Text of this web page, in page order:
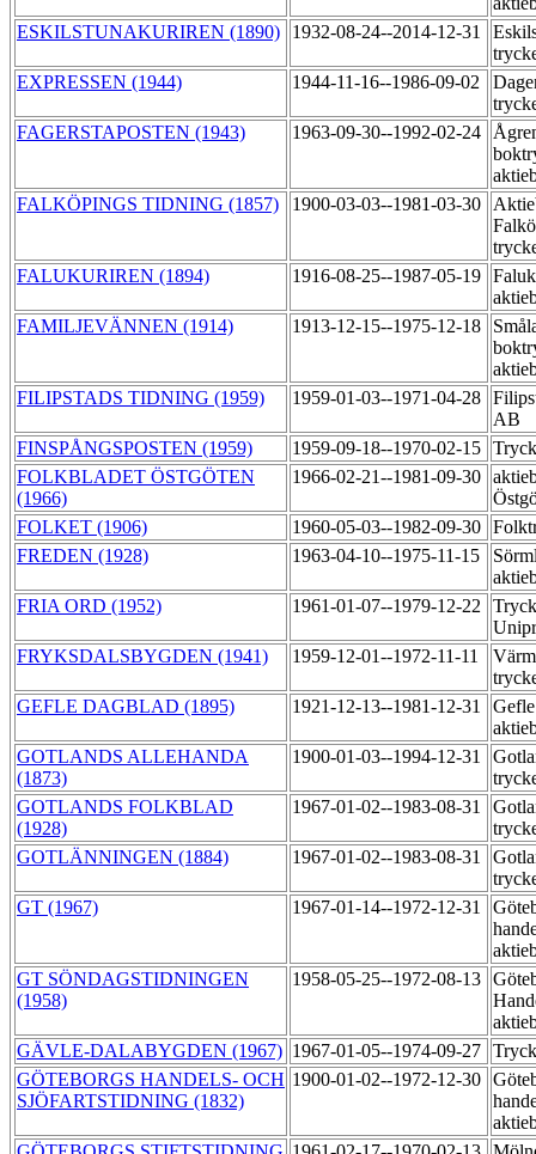
ESKILSTUNAKURIREN (1890)
1932-08-24--2014-12-31
EXPRESSEN (1944)
1944-11-16--1986-09-02
FAGERSTAPOSTEN (1943)
1963-09-30--1992-02-24
FALKÖPINGS TIDNING (1857)
1900-03-03--1981-03-30
FALUKURIREN (1894)
1916-08-25--1987-05-19
FAMILJEVÄNNEN (1914)
1913-12-15--1975-12-18
FILIPSTADS TIDNING (1959)
1959-01-03--1971-04-28
AB
FINSPÅNGSPOSTEN (1959)
1959-09-18--1970-02-15
FOLKBLADET ÖSTGÖTEN
(1966)
1966-02-21--1981-09-30
FOLKET (1906)
1960-05-03--1982-09-30
FREDEN (1928)
1963-04-10--1975-11-15
FRIA ORD (1952)
1961-01-07--1979-12-22
FRYKSDALSBYGDEN (1941)
1959-12-01--1972-11-11
GEFLE DAGBLAD (1895)
1921-12-13--1981-12-31
GOTLANDS ALLEHANDA
(1873)
1900-01-03--1994-12-31
GOTLANDS FOLKBLAD
(1928)
1967-01-02--1983-08-31
GOTLÄNNINGEN (1884)
1967-01-02--1983-08-31
GT (1967)
1967-01-14--1972-12-31
GT SÖNDAGSTIDNINGEN
(1958)
1958-05-25--1972-08-13
GÄVLE-DALABYGDEN (1967) 1967-01-05--1974-09-27
GÖTEBORGS HANDELS- OCH
SJÖFARTSTIDNING (1832)
1900-01-02--1972-12-30